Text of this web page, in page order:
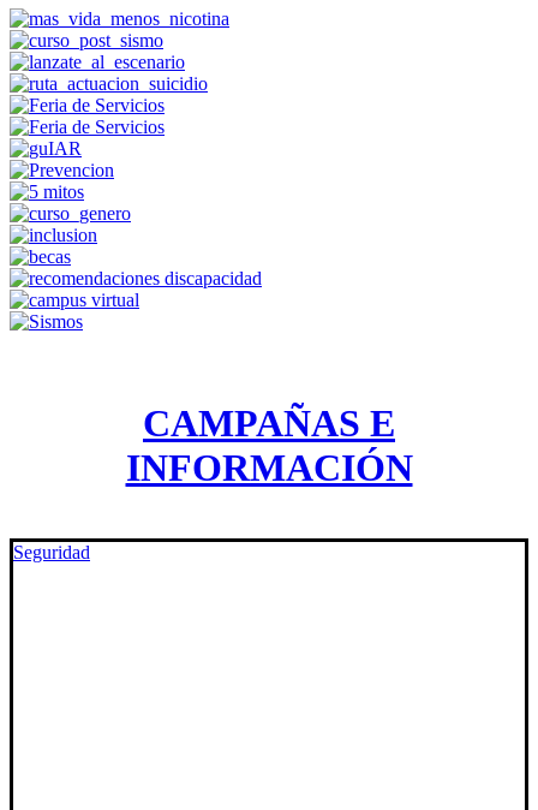
CAMPAÑAS E
INFORMACIÓN
Seguridad